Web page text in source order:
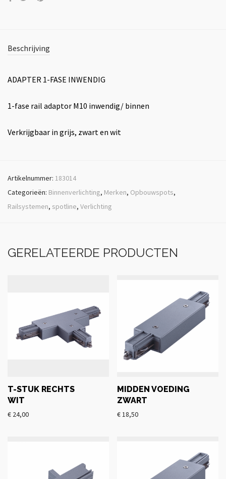
Beschrijving
ADAPTER 1-FASE INWENDIG
1-fase rail adaptor M10 inwendig/ binnen
Verkrijgbaar in grijs, zwart en wit
Artikelnummer: 183014
Categorieën: Binnenverlichting, Merken, Opbouwspots,
Railsystemen, spotline, Verlichting
GERELATEERDE PRODUCTEN
T-STUK RECHTS
WIT
€ 24,00
MIDDEN VOEDING
ZWART
€ 18,50